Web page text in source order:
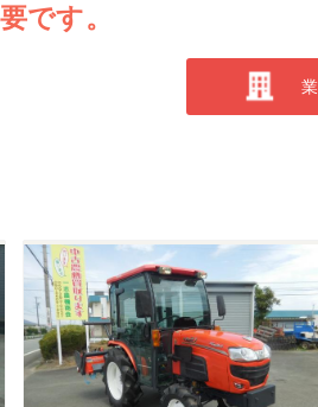
です。